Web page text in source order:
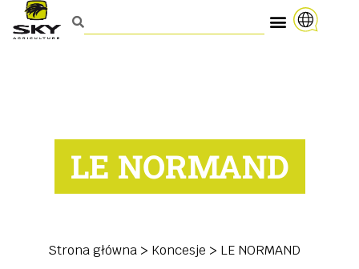
LE NORMAND
Strona główna > Koncesje > LE NORMAND